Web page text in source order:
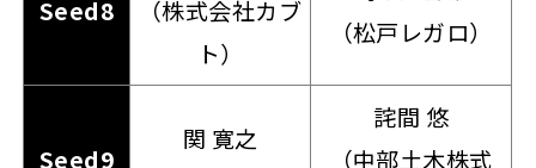
Seed8
（株式会社カブ
ト）
（松戸レガロ）
Seed9
関 寛之
詫間 悠
（中部土木株式